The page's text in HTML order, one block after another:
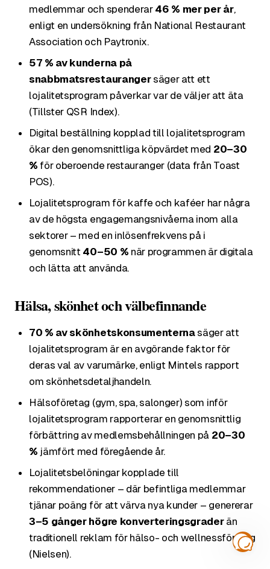
medlemmar och spenderar 46 % mer per år,
enligt en undersökning från National Restaurant
Association och Paytronix.
57 % av kunderna på
snabbmatsrestaurangersäger att ett
lojalitetsprogram påverkar var de väljer att äta
(Tillster QSR Index).
Digital beställning kopplad till lojalitetsprogram
ökar den genomsnittliga köpvärdet med 20–30
% för oberoende restauranger (data från Toast
POS).
Lojalitetsprogram för kaffe och kaféer har några
av de högsta engagemangsnivåerna inom alla
sektorer – med en inlösenfrekvens på i
genomsnitt 40–50 % när programmen är digitala
och lätta att använda.
Hälsa, skönhet och välbefinnande
70 % av skönhetskonsumenternasäger att
lojalitetsprogram är en avgörande faktor för
deras val av varumärke, enligt Mintels rapport
om skönhetsdetaljhandeln.
Hälsoföretag (gym, spa, salonger) som inför
lojalitetsprogram rapporterar en genomsnittlig
förbättring av medlemsbehållningen på 20–30
% jämfört med föregående år.
Lojalitetsbelöningar kopplade till
rekommendationer – där befintliga medlemmar
tjänar poäng för att värva nya kunder – genererar
3–5 gånger högre konverteringsgraderän
traditionell reklam för hälso- och wellnessföretag
(Nielsen).